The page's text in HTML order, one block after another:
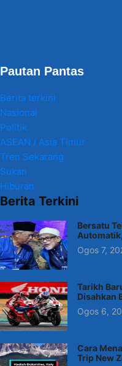
Pautan Pantas
Berita terkini
Nasional
Politik
ASEAN / Asia Timur
Tren Sekarang
Sukan
Hiburan
Berita Terkini
Bersatu
Ogos 7,
Tarikh
Disahkan
Ogos 6,
Cara
Trip New